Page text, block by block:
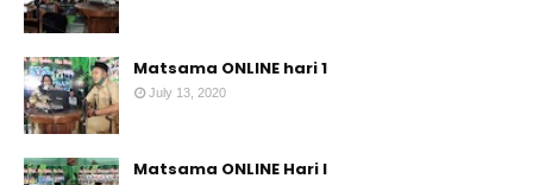
Matsama ONLINE hari 1
July 13, 2020
Matsama ONLINE Hari I